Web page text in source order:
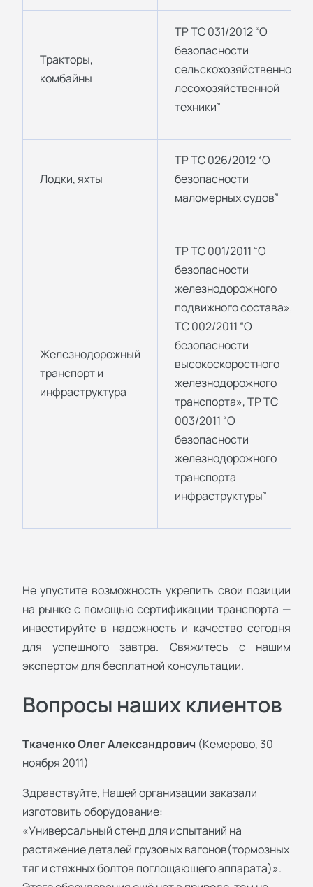
Тракторы,
комбайны
ТР ТС 031/2012 “О
безопасности
сельскохозяйственной и
лесохозяйственной
техники”
Лодки, яхты
ТР ТС 026/2012 “О
безопасности
маломерных судов”
Железнодорожный
транспорт и
инфраструктура
ТР ТС 001/2011 “О
безопасности
железнодорожного
подвижного состава», ТР
ТС 002/2011 “О
безопасности
высокоскоростного
железнодорожного
транспорта», ТР ТС
003/2011 “О
безопасности
железнодорожного
транспорта
инфраструктуры”
Не упустите возможность укрепить свои позиции
на рынке с помощью сертификации транспорта —
инвестируйте в надежность и качество сегодня
для успешного завтра. Свяжитесь с нашим
экспертом для бесплатной консультации.
Вопросы наших клиентов
Ткаченко Олег Александрович (Кемерово, 30
ноября 2011)
Здравствуйте, Нашей организации заказали
изготовить оборудование:
«Универсальный стенд для испытаний на
растяжение деталей грузовых вагонов(тормозных
тяг и стяжных болтов поглощающего аппарата)».